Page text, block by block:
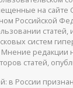
на
Российской
систем
редакции
статей,
в России